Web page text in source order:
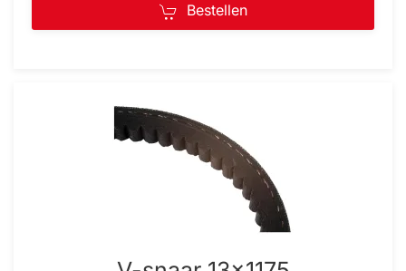
Bestellen